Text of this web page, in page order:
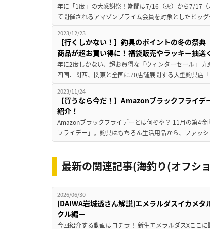
年に「1度」の大感謝祭！期間は7/16（火）から7/17
て開催されるアマゾンプライム会員を対象としたビッ
2023/12/23
【行くしかない！】釣具のポイントの冬の祭
商品が超お買い得に！福袋販売やラッキー抽選
年に2度しかない、超お買得な「ウィンターセール」
四国、関西、関東と全国に70店舗展開する大型釣具
2023/11/24
【買うなら今だ！】Amazonブラックフライ
紹介！
Amazonブラックフライデーとは何ぞや？ 11月の第4
フライデー」。釣具はもちろん生活用品から、ファッ
最新の関連記事(海釣り(オフシ
2026/06/30
[DAIWA岩城透さん解説]エメラルダスイカメ
クル編－
今回紹介する動画はコチラ！ 新生エメラルダスXここ